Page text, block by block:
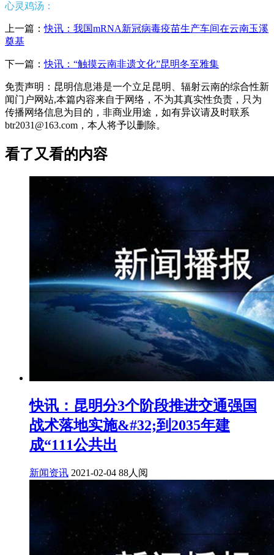
心灵鸡汤：
上一篇：快讯：我国mRNA新冠病毒疫苗生产车间在云南玉溪
奠基
下一篇：快讯：“触摸云南非遗文化”昆明冬至雅集
免责声明：昆明信息港是一个立足昆明、辐射云南的综合性新
闻门户网站,本篇内容来自于网络，不为其真实性负责，只为
传播网络信息为目的，非商业用途，如有异议请及时联系
btr2031@163.com，本人将予以删除。
看了又看的内容
快讯：昆明分3个阶段推进交通强国
战术落地实施&#32;到2035年建
成“111公共出
新闻资讯 2021-02-04 88人阅